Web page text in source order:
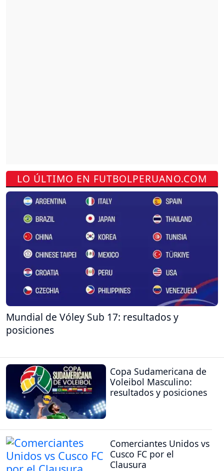
LO ÚLTIMO EN FUTBOLPERUANO.COM
Mundial de Vóley Sub 17: resultados y
posiciones
Copa Sudamericana de
Voleibol Masculino:
resultados y posiciones
Comerciantes Unidos vs
Cusco FC por el
Clausura